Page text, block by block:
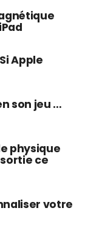
Apple
son jeu …
physique
ce
votre